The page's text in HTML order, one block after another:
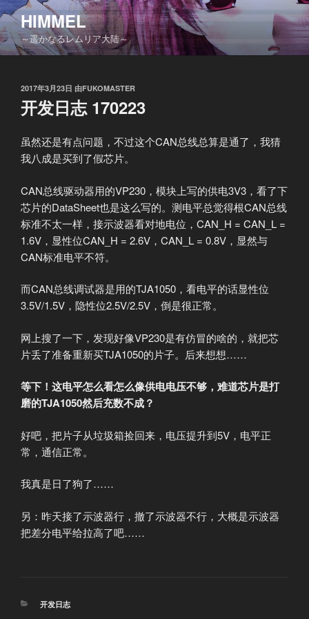
跳
至
内
容
HIMMEL
～遥かなるレムリア大陆～
发
布
于
2017年3月23日 由FUKOMASTER
开发日志 170223
虽然还是有点问题，不过这个CAN总线总算是通了，我猜
我八成是买到了假芯片。
CAN总线驱动器用的VP230，模块上写的供电3V3，看了下
芯片的DataSheet也是这么写的。测电平总觉得根CAN总线
标准不太一样，接示波器看对地电位，CAN_H = CAN_L =
1.6V，显性位CAN_H = 2.6V，CAN_L = 0.8V，显然与
CAN标准电平不符。
而CAN总线调试器是用的TJA1050，看电平的话显性位
3.5V/1.5V，隐性位2.5V/2.5V，倒是很正常。
网上搜了一下，发现好像VP230是有仿冒的啥的，就把芯
片丢了准备重新买TJA1050的片子。后来想想……
等下！这电平怎么看怎么像供电电压不够，难道芯片是打
磨的TJA1050然后充数不成？
好吧，把片子从垃圾箱捡回来，电压提升到5V，电平正
常，通信正常。
我真是日了狗了……
另：昨天接了示波器行，撤了示波器不行，大概是示波器
把差分电平给拉高了吧……
分
开发日志